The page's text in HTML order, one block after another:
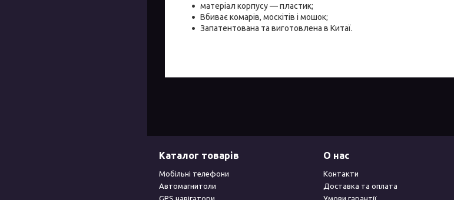
матеріал корпусу — пластик;
Вбиває комарів, москітів і мошок;
Запатентована та виготовлена в Китаї.
Каталог товарів
Мобільні телефони
Автомагнитоли
GPS навігатори
О нас
Контакти
Доставка та оплата
Умови гарантії